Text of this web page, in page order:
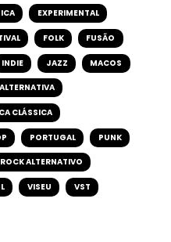
EXPERIMENTAL
FOLK FUSÃO
INDIE JAZZ MACOS
CLÁSSICA
PORTUGAL PUNK
ROCK ALTERNATIVO
VISEU VST